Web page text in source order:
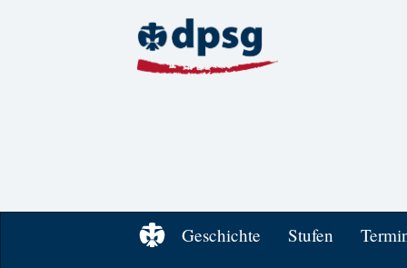
Geschichte Stufen